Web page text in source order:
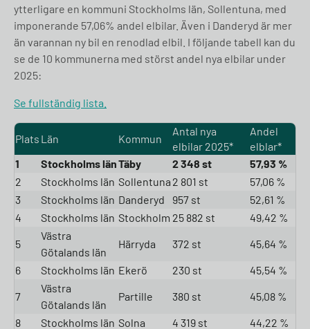
ytterligare en kommuni Stockholms län, Sollentuna, med
imponerande 57,06% andel elbilar. Även i Danderyd är mer
än varannan ny bil en renodlad elbil. I följande tabell kan du
se de 10 kommunerna med störst andel nya elbilar under
2025:
Se fullständig lista.
Plats Län Kommun
Antal nya
elbilar 2025*
Andel
elblar*
1
Stockholms länTäby 2 348 st
57,93 %
2
Stockholms län Sollentuna 2 801 st
57,06 %
3
Stockholms län Danderyd 957 st
52,61 %
4
Stockholms län Stockholm 25 882 st
49,42 %
5
Västra
Götalands län
Härryda 372 st
45,64 %
6
Stockholms län Ekerö 230 st
45,54 %
7
Västra
Götalands län
Partille 380 st
45,08 %
8
Stockholms län Solna 4 319 st 44,22 %